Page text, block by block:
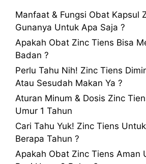
Manfaat & Fungsi Obat Kapsul
Gunanya Untuk Apa Saja ?
Apakah Obat Zinc Tiens Bisa
Badan ?
Perlu Tahu Nih! Zinc Tiens
Atau Sesudah Makan Ya ?
Aturan Minum & Dosis Zinc
Umur 1 Tahun
Cari Tahu Yuk! Zinc Tiens
Berapa Tahun ?
Apakah Obat Zinc Tiens Aman